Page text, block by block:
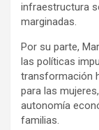
infraestructura
marginadas.
Por su parte,
las políticas
transformación
para las
autonomía
familias.